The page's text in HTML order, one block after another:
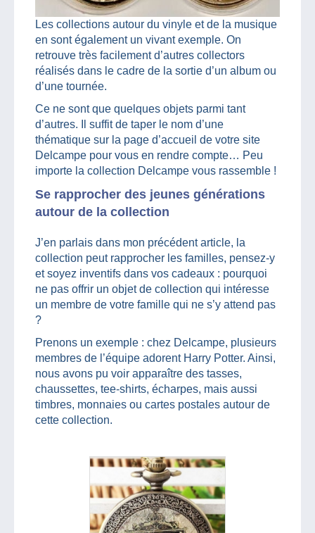
Les collections autour du vinyle et de la musique
en sont également un vivant exemple. On
retrouve très facilement d’autres collectors
réalisés dans le cadre de la sortie d’un album ou
d’une tournée.
Ce ne sont que quelques objets parmi tant
d’autres. Il suffit de taper le nom d’une
thématique sur la page d’accueil de votre site
Delcampe pour vous en rendre compte… Peu
importe la collection Delcampe vous rassemble !
Se rapprocher des jeunes générations
autour de la collection
J’en parlais dans mon précédent article, la
collection peut rapprocher les familles, pensez-y
et soyez inventifs dans vos cadeaux : pourquoi
ne pas offrir un objet de collection qui intéresse
un membre de votre famille qui ne s’y attend pas
?
Prenons un exemple : chez Delcampe, plusieurs
membres de l’équipe adorent Harry Potter. Ainsi,
nous avons pu voir apparaître des tasses,
chaussettes, tee-shirts, écharpes, mais aussi
timbres, monnaies ou cartes postales autour de
cette collection.